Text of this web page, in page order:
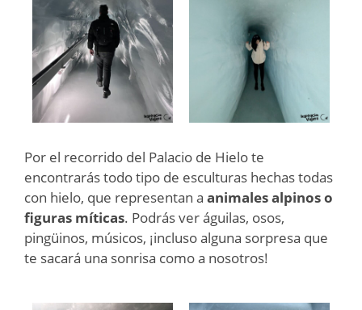
Por el recorrido del Palacio de Hielo te
encontrarás todo tipo de esculturas hechas todas
con hielo, que representan a animales alpinos o
figuras míticas. Podrás ver águilas, osos,
pingüinos, músicos, ¡incluso alguna sorpresa que
te sacará una sonrisa como a nosotros!